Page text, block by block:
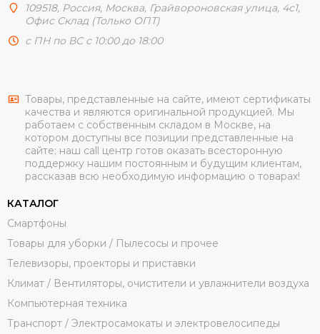
109518, Россия, Москва, Грайвороновская улица, 4с1,
Офис Склад (Только ОПТ)
с ПН по ВС с 10:00 до 18:00
Товары, представленные на сайте, имеют сертификаты
качества и являются оригинальной продукцией. Мы
работаем с собственным складом в Москве, на
котором доступны все позиции представленные на
сайте; наш call центр готов оказать всесторонную
поддержку нашим постоянным и будущим клиентам,
рассказав всю необходимую информацию о товарах!
КАТАЛОГ
Смартфоны
Товары для уборки / Пылесосы и прочее
Телевизоры, проекторы и приставки
Климат / Вентиляторы, очистители и увлажнители воздуха
Компьютерная техника
Транспорт / Электросамокаты и электровелосипеды